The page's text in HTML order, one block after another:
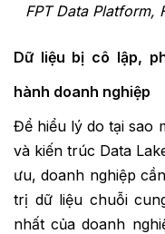
FPT Data Platform,
Dữ liệu bị cô lập,
hành doanh nghiệp
Để hiểu lý do tại sao
và kiến trúc Data
ưu, doanh nghiệp
trị dữ liệu chuỗi
nhất của doanh